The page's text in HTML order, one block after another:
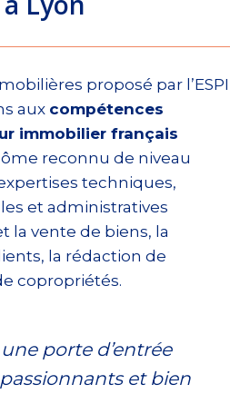
proposé par l’ESPI
aux compétences
immobilier français
reconnu de niveau
techniques,
et administratives
la vente de biens, la
la rédaction de
copropriétés.
porte d’entrée
et bien